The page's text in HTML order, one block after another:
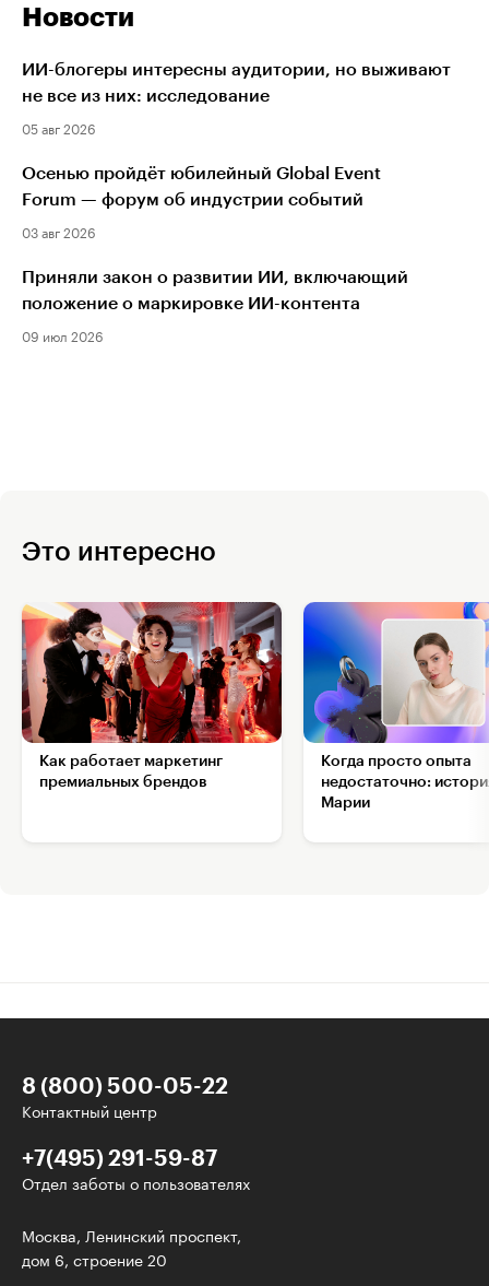
Новости
ИИ-блогеры интересны аудитории, но выживают
не все из них: исследование
05 авг 2026
Осенью пройдёт юбилейный Global Event
Forum — форум об индустрии событий
03 авг 2026
Приняли закон о развитии ИИ, включающий
положение о маркировке ИИ-контента
09 июл 2026
Это интересно
Как работает маркетинг
премиальных брендов
Когда просто опыта
недостаточно:
Марии
8 (800) 500-05-22
Контактный центр
+7(495) 291-59-87
Отдел заботы о пользователях
Москва, Ленинский проспект,
дом 6, строение 20
Интересное - на почту!
Выберите тему рассылки